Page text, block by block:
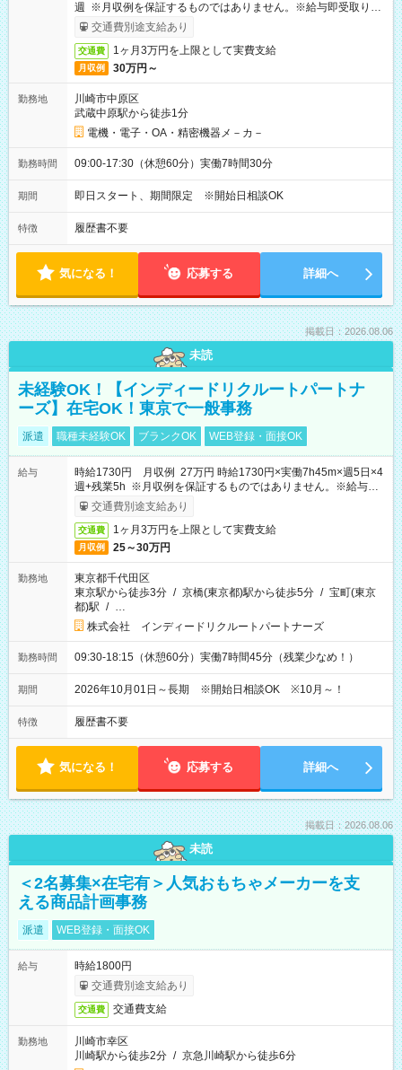
週 ※月収例を保証するものではありません。※給与即受取りサ
ービス利用可（利用条件有）
交通費別途支給あり
交通費 1ヶ月3万円を上限として実費支給
月収例 30万円～
勤務地
川崎市中原区
武蔵中原駅から徒歩1分
電機・電子・OA・精密機器メ－カ－
勤務時間 09:00-17:30（休憩60分）実働7時間30分
期間 即日スタート、期間限定 ※開始日相談OK
特徴 履歴書不要
気になる！ 応募する 詳細へ
掲載日：2026.08.06
未読
未経験OK！【インディードリクルートパートナ
ーズ】在宅OK！東京で一般事務
派遣 職種未経験OK ブランクOK WEB登録・面接OK
給与
時給1730円 月収例 27万円 時給1730円×実働7h45m×週5日×4
週+残業5h ※月収例を保証するものではありません。※給与即
受取りサービス利用可（利用条件有）
交通費別途支給あり
交通費 1ヶ月3万円を上限として実費支給
月収例 25～30万円
勤務地
東京都千代田区
東京駅から徒歩3分 / 京橋(東京都)駅から徒歩5分 / 宝町(東京
都)駅 / …
株式会社 インディードリクルートパートナーズ
勤務時間 09:30-18:15（休憩60分）実働7時間45分（残業少なめ！）
期間 2026年10月01日～長期 ※開始日相談OK ※10月～！
特徴 履歴書不要
気になる！ 応募する 詳細へ
掲載日：2026.08.06
未読
＜2名募集×在宅有＞人気おもちゃメーカーを支
える商品計画事務
派遣 WEB登録・面接OK
給与
時給1800円
交通費別途支給あり
交通費 交通費支給
勤務地
川崎市幸区
川崎駅から徒歩2分 / 京急川崎駅から徒歩6分